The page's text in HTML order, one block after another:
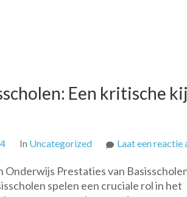
Een kritische
In Uncategorized Laat een reactie
Prestaties van
spelen een cruciale rol in het